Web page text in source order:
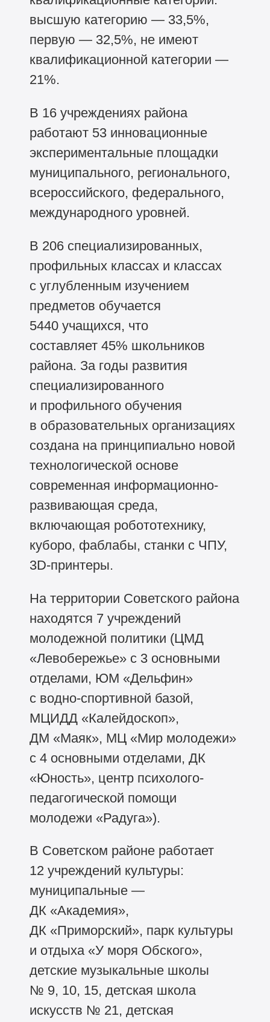
высшую категорию — 33,5%,
первую — 32,5%, не имеют
квалификационной категории —
21%.
В 16 учреждениях района
работают 53 инновационные
экспериментальные площадки
муниципального, регионального,
всероссийского, федерального,
международного уровней.
В 206 специализированных,
профильных классах и классах
с углубленным изучением
предметов обучается
5440 учащихся, что
составляет 45% школьников
района. За годы развития
специализированного
и профильного обучения
в образовательных организациях
создана на принципиально новой
технологической основе
современная информационно-
развивающая среда,
включающая робототехнику,
куборо, фаблабы, станки с ЧПУ,
3D-принтеры.
На территории Советского района
находятся 7 учреждений
молодежной политики (ЦМД
«Левобережье» с 3 основными
отделами, ЮМ «Дельфин»
с водно-спортивной базой,
МЦИДД «Калейдоскоп»,
ДМ «Маяк», МЦ «Мир молодежи»
с 4 основными отделами, ДК
«Юность», центр психолого-
педагогической помощи
молодежи «Радуга»).
В Советском районе работает
12 учреждений культуры:
муниципальные —
ДК «Академия»,
ДК «Приморский», парк культуры
и отдыха «У моря Обского»,
детские музыкальные школы
№ 9, 10, 15, детская школа
искусств № 21, детская